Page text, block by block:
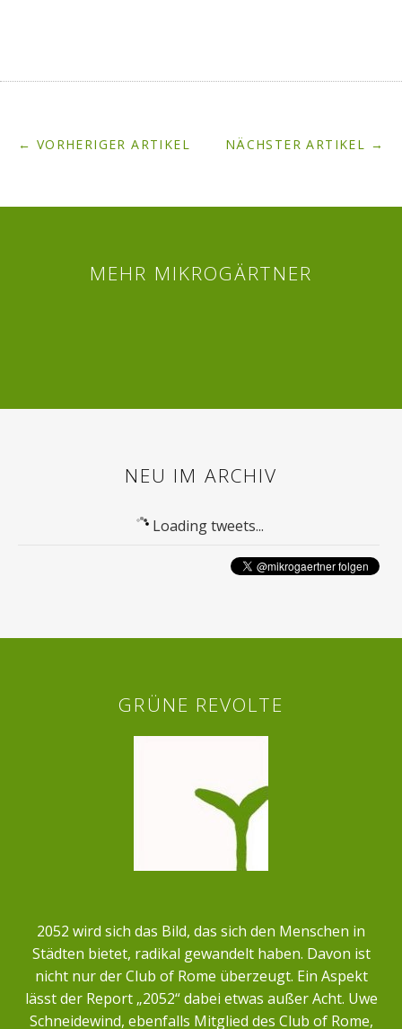
NÄCHSTER ARTIKEL →
← VORHERIGER ARTIKEL
MEHR MIKROGÄRTNER
NEU IM ARCHIV
Loading tweets...
GRÜNE REVOLTE
2052 wird sich das Bild, das sich den Menschen in
Städten bietet, radikal gewandelt haben. Davon ist
nicht nur der Club of Rome überzeugt. Ein Aspekt
lässt der Report „2052“ dabei etwas außer Acht. Uwe
Schneidewind, ebenfalls Mitglied des Club of Rome,